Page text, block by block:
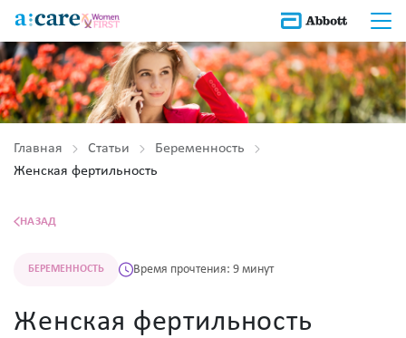
Главная Статьи
Беременность
Женская фертильность
НАЗАД
БЕРЕМЕННОСТЬ Время прочтения: 9 минут
Женская фертильность